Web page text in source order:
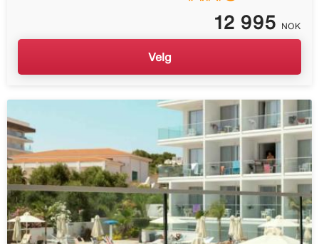
12 995 NOK
Velg